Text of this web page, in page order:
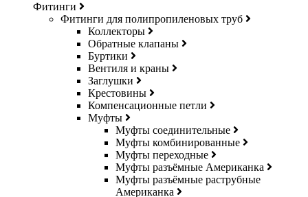
Фитинги
Фитинги для полипропиленовых труб
Коллекторы
Обратные клапаны
Буртики
Вентиля и краны
Заглушки
Крестовины
Компенсационные петли
Муфты
Муфты соединительные
Муфты комбинированные
Муфты переходные
Муфты разъёмные Американка
Муфты разъёмные раструбные
Американка